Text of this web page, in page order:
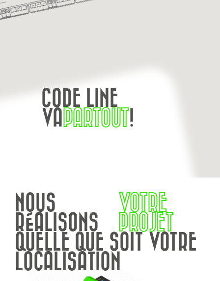
CODE LINE
VAPARTOUT!
NOUS
RÉALISONS
VOTRE
PROJET
QUELLE QUE SOIT VOTRE
LOCALISATION